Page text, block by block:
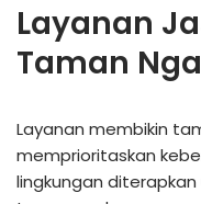
Layanan
Taman
Layanan membikin
memprioritaskan
lingkungan